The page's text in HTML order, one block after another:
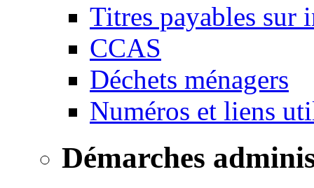
Titres payables sur
CCAS
Déchets ménagers
Numéros et liens
Démarches